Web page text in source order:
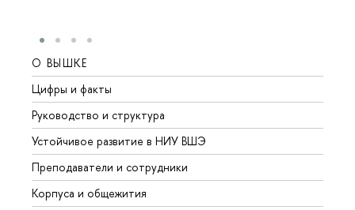
О ВЫШКЕ
Цифры и факты
Руководство и структура
Устойчивое развитие в НИУ ВШЭ
Преподаватели и сотрудники
Корпуса и общежития